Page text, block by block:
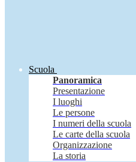
Scuola
Panoramica
Presentazione
I luoghi
Le persone
I numeri della scuola
Le carte della scuola
Organizzazione
La storia